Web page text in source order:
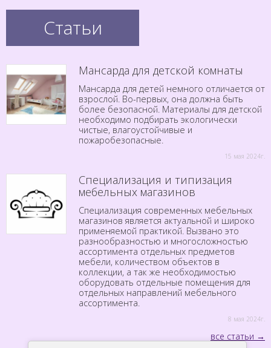
Статьи
Мансарда для детской комнаты
Мансарда для детей немного отличается от
взрослой. Во-первых, она должна быть
более безопасной. Материалы для детской
необходимо подбирать экологически
чистые, влагоустойчивые и
пожаробезопасные.
15 мая 2024г.
Специализация и типизация
мебельных магазинов
Специализация современных мебельных
магазинов является актуальной и широко
применяемой практикой. Вызвано это
разнообразностью и многосложностью
ассортимента отдельных предметов
мебели, количеством объектов в
коллекции, а так же необходимостью
оборудовать отдельные помещения для
отдельных направлений мебельного
ассортимента.
8 мая 2024г.
все статьи